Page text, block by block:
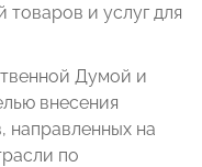
товаров и услуг для
Думой и
внесения
направленных на
по